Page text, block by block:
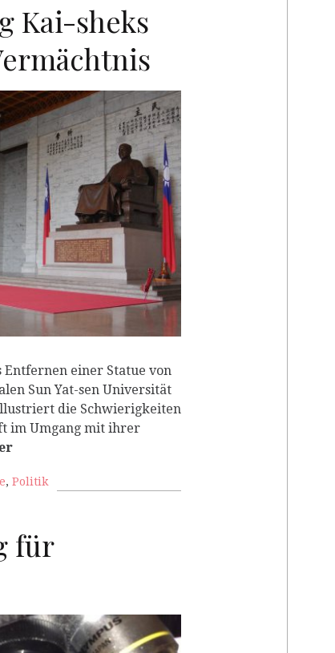
Kai-sheks
Entfernen einer Statue von
Sun Yat-sen Universität
die Schwierigkeiten
im Umgang mit ihrer
, Politik
für